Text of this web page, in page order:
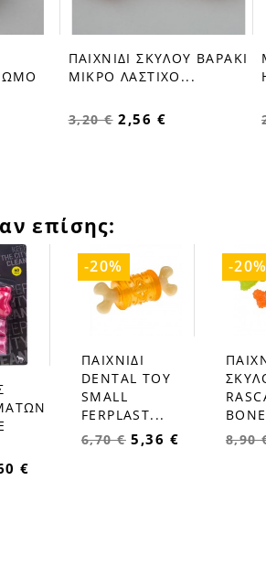
favorite_border
ΠΑΙΧΝΙΔΙ ΣΚΥΛΟΥ ΒΑΡΑΚΙ
ΜΙΚΡΟ ΛΑΣΤΙΧΟ...
3,20 € 2,56 €
επίσης:
€
favorite_border
ΠΑΙΧΝΙΔΙ
DENTAL TOY
SMALL
FERPLAST...
6,70 € 5,36 €
-20%
favorite_border
8,90
-20%